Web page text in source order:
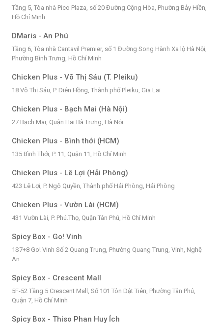
Tầng 5, Tòa nhà Pico Plaza, số 20 Đường Cộng Hòa, Phường Bảy Hiền,
Hồ Chí Minh
DMaris - An Phú
Tầng 6, Tòa nhà Cantavil Premier, số 1 Đường Song Hành Xa lộ Hà Nội,
Phường Bình Trưng, Hồ Chí Minh
Chicken Plus - Võ Thị Sáu (T. Pleiku)
18 Võ Thị Sáu, P. Diên Hồng, Thành phố Pleiku, Gia Lai
Chicken Plus - Bạch Mai (Hà Nội)
27 Bạch Mai, Quận Hai Bà Trưng, Hà Nội
Chicken Plus - Bình thới (HCM)
135 Bình Thới, P. 11, Quận 11, Hồ Chí Minh
Chicken Plus - Lê Lợi (Hải Phòng)
423 Lê Lợi, P. Ngô Quyền, Thành phố Hải Phòng, Hải Phòng
Chicken Plus - Vườn Lài (HCM)
431 Vườn Lài, P. Phú.Thọ, Quận Tân Phú, Hồ Chí Minh
Spicy Box - Go! Vinh
1S7+8 Go! Vinh Số 2 Quang Trung, Phường Quang Trung, Vinh, Nghệ
An
Spicy Box - Crescent Mall
5F-52 Tầng 5 Crescent Mall, Số 101 Tôn Dật Tiên, Phường Tân Phú,
Quận 7, Hồ Chí Minh
Spicy Box - Thiso Phan Huy Ích